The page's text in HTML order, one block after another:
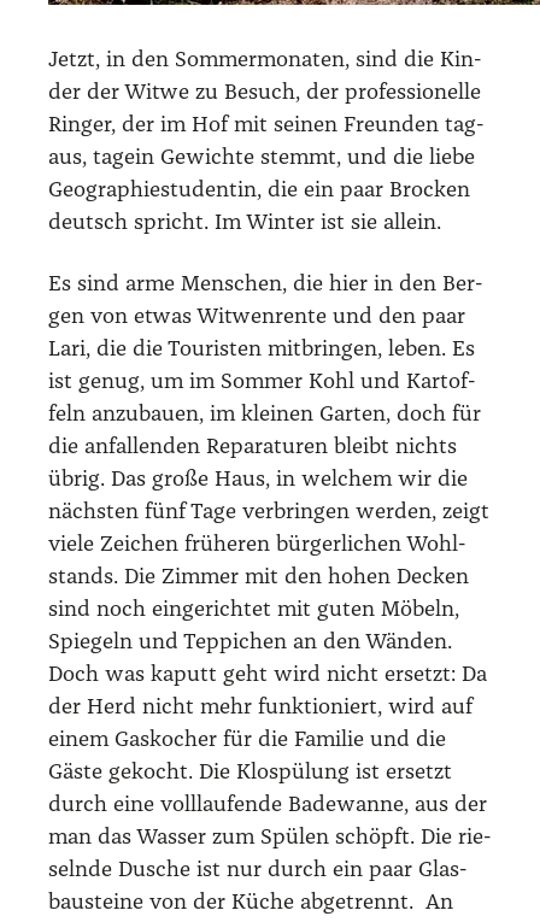
Jetzt, in den Som­mer­mo­na­ten, sind die Kin­
der der Wit­we zu Besuch, der pro­fes­sio­nel­le
Rin­ger, der im Hof mit sei­nen Freun­den tag­
aus, tag­ein Gewich­te stemmt, und die lie­be
Geo­gra­phie­stu­den­tin, die ein paar Bro­cken
deutsch spricht. Im Win­ter ist sie allein.
Es sind arme Men­schen, die hier in den Ber­
gen von etwas Wit­wen­ren­te und den paar
Lari, die die Tou­ris­ten mit­brin­gen, leben. Es
ist genug, um im Som­mer Kohl und Kar­tof­
feln anzu­bau­en, im klei­nen Gar­ten, doch für
die anfal­len­den Repa­ra­tu­ren bleibt nichts
übrig. Das gro­ße Haus, in wel­chem wir die
nächs­ten fünf Tage ver­brin­gen wer­den, zeigt
vie­le Zei­chen frü­he­ren bür­ger­li­chen Wohl­
stands. Die Zim­mer mit den hohen Decken
sind noch ein­ge­rich­tet mit guten Möbeln,
Spie­geln und Tep­pi­chen an den Wän­den.
Doch was kaputt geht wird nicht ersetzt: Da
der Herd nicht mehr funk­tio­niert, wird auf
einem Gas­ko­cher für die Fami­lie und die
Gäs­te gekocht. Die Klo­spü­lung ist ersetzt
durch eine voll­lau­fen­de Bade­wan­ne, aus der
man das Was­ser zum Spü­len schöpft. Die rie­
seln­de Dusche ist nur durch ein paar Glas­
bau­stei­ne von der Küche abge­trennt. An